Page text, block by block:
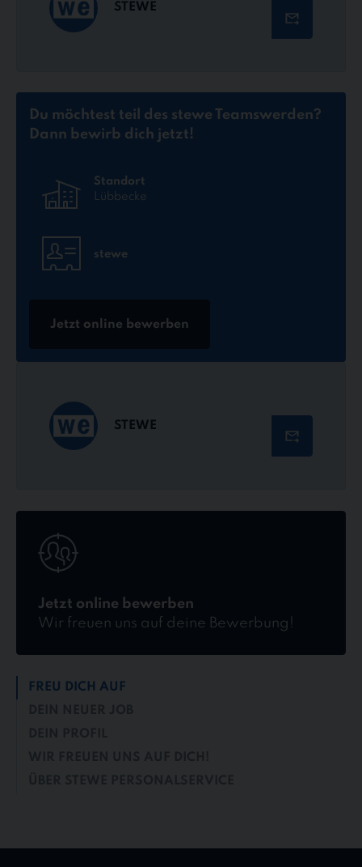
STEWE
Du möchtest teil des stewe Teamswerden?
Dann bewirb dich jetzt!
Standort
Lübbecke
stewe
Jetzt online bewerben
STEWE
Jetzt online bewerben
Wir freuen uns auf deine Bewerbung!
online
bewerben
FREU DICH AUF